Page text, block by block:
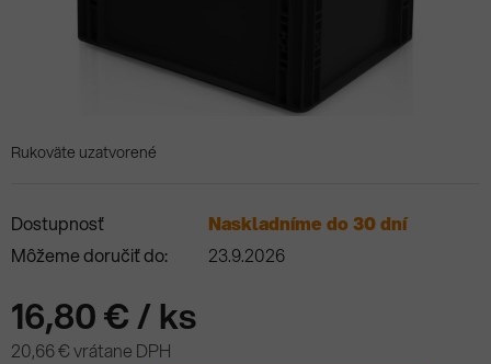
Rukoväte uzatvorené
Dostupnosť
Naskladníme do 30 dní
Môžeme doručiť do:
23.9.2026
16,80 €/ ks
20,66 € vrátane DPH